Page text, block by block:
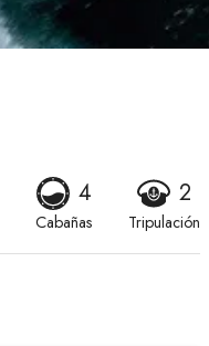
4
Cabañas
2
Tripulación